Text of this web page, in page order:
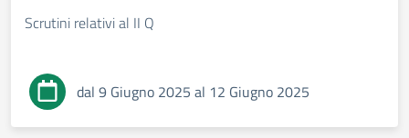
Scrutini relativi al II Q
dal 9 Giugno 2025 al 12 Giugno 2025